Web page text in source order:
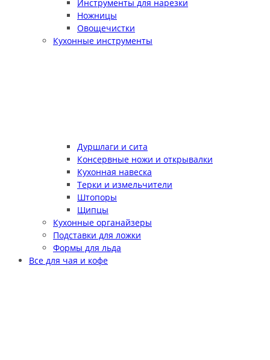
Инструменты для нарезки
Ножницы
Овощечистки
Кухонные инструменты
Дуршлаги и сита
Консервные ножи и открывалки
Кухонная навеска
Терки и измельчители
Штопоры
Щипцы
Кухонные органайзеры
Подставки для ложки
Формы для льда
Все для чая и кофе